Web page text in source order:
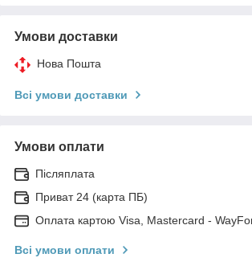
Умови доставки
Нова Пошта
Всі умови доставки
Умови оплати
Післяплата
Приват 24 (карта ПБ)
Оплата картою Visa, Mastercard -
Всі умови оплати